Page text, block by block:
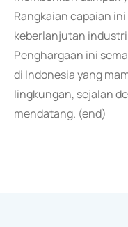
Rangkaian capaian
keberlanjutan
Penghargaan ini
di Indonesia yang
lingkungan, sejalan
mendatang. (end)